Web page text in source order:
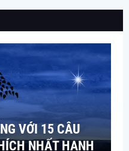
VỚI 15 CÂU
NHẤT HẠNH